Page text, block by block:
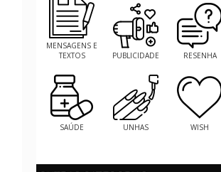
MENSAGENS E
TEXTOS
PUBLICIDADE RESENHA
SAÚDE UNHAS WISH